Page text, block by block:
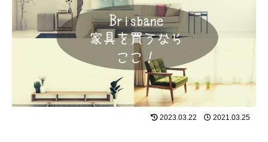
2023.03.22 2021.03.25